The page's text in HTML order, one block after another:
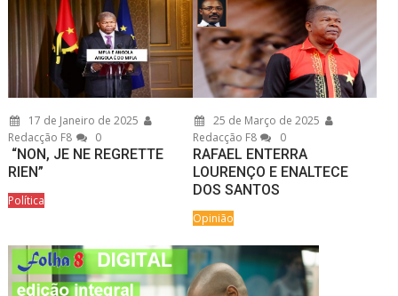
17 de Janeiro de 2025
Redacção F8
0
“NON, JE NE REGRETTE
RIEN”
Política
25 de Março de 2025
Redacção F8
0
RAFAEL ENTERRA
LOURENÇO E ENALTECE
DOS SANTOS
Opinião